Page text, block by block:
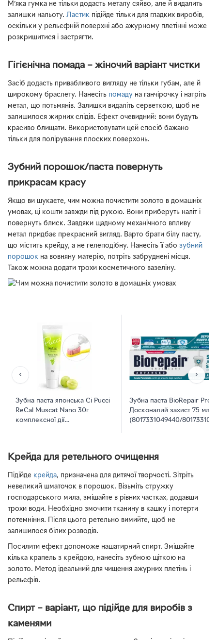
М’яка гумка не тільки додасть металу сяйво, але й видалить
залишки нальоту. Ластик підійде тільки для гладких виробів,
оскільки у рельєфній поверхні або ажурному плетінні може
розкришитися і застрягти.
Гігієнічна помада – жіночий варіант чистки
Засіб додасть привабливого вигляду не тільки губам, але й
широкому браслету. Нанесіть помаду на ганчірочку і натріть
метал, що потьмянів. Залишки видаліть серветкою, щоб не
залишилося жирних слідів. Ефект очевидний: вони будуть
красиво блищати. Використовувати цей спосіб бажано
тільки для полірування плоских поверхонь.
Зубний порошок/паста повернуть
прикрасам красу
Якщо ви шукаєте, чим можна почистити золото в домашніх
умовах, ці кошти завжди під рукою. Вони приберуть наліт і
повернуть блиск. Завдяки щадному механічного впливу
метал придбає прекрасний вигляд. Варто брати білу пасту,
що містить крейду, а не гелеподібну. Нанесіть її або зубний
порошок на вовняну матерію, потріть забруднені місця.
Також можна додати трохи косметичного вазеліну.
‹
Зубна паста японська Ci Pucci
ReCal Muscat Nano 30г
комплексної дії
Зубна паста BioRepair Pro
Досконалий захист 75 мл
(8017331049440/
›
Крейда для ретельного очищення
Підійде крейда, призначена для дитячої творчості. Зітріть
невеликий шматочок в порошок. Візьміть стружку
господарського мила, змішайте в рівних частках, додавши
трохи води. Необхідно змочити тканину в кашку і потерти
потемніння. Після цього ретельно вимийте, щоб не
залишилося білих розводів.
Посилити ефект допоможе нашатирний спирт. Змішайте
кілька крапель з крейдою, нанесіть зубною щіткою на
золото. Метод ідеальний для чищення ажурних плетінь і
рельєфів.
Спирт – варіант, що підійде для виробів з
каменями